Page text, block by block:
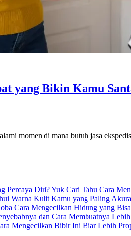
yang Bikin Kamu
momen di mana butuh jasa
Diri? Yuk Cari Tahu Cara
Warna Kulit Kamu yang Paling
Cara Mengecilkan Hidung yang
dan Cara Membuatnya
Mengecilkan Bibir Ini Biar Lebih